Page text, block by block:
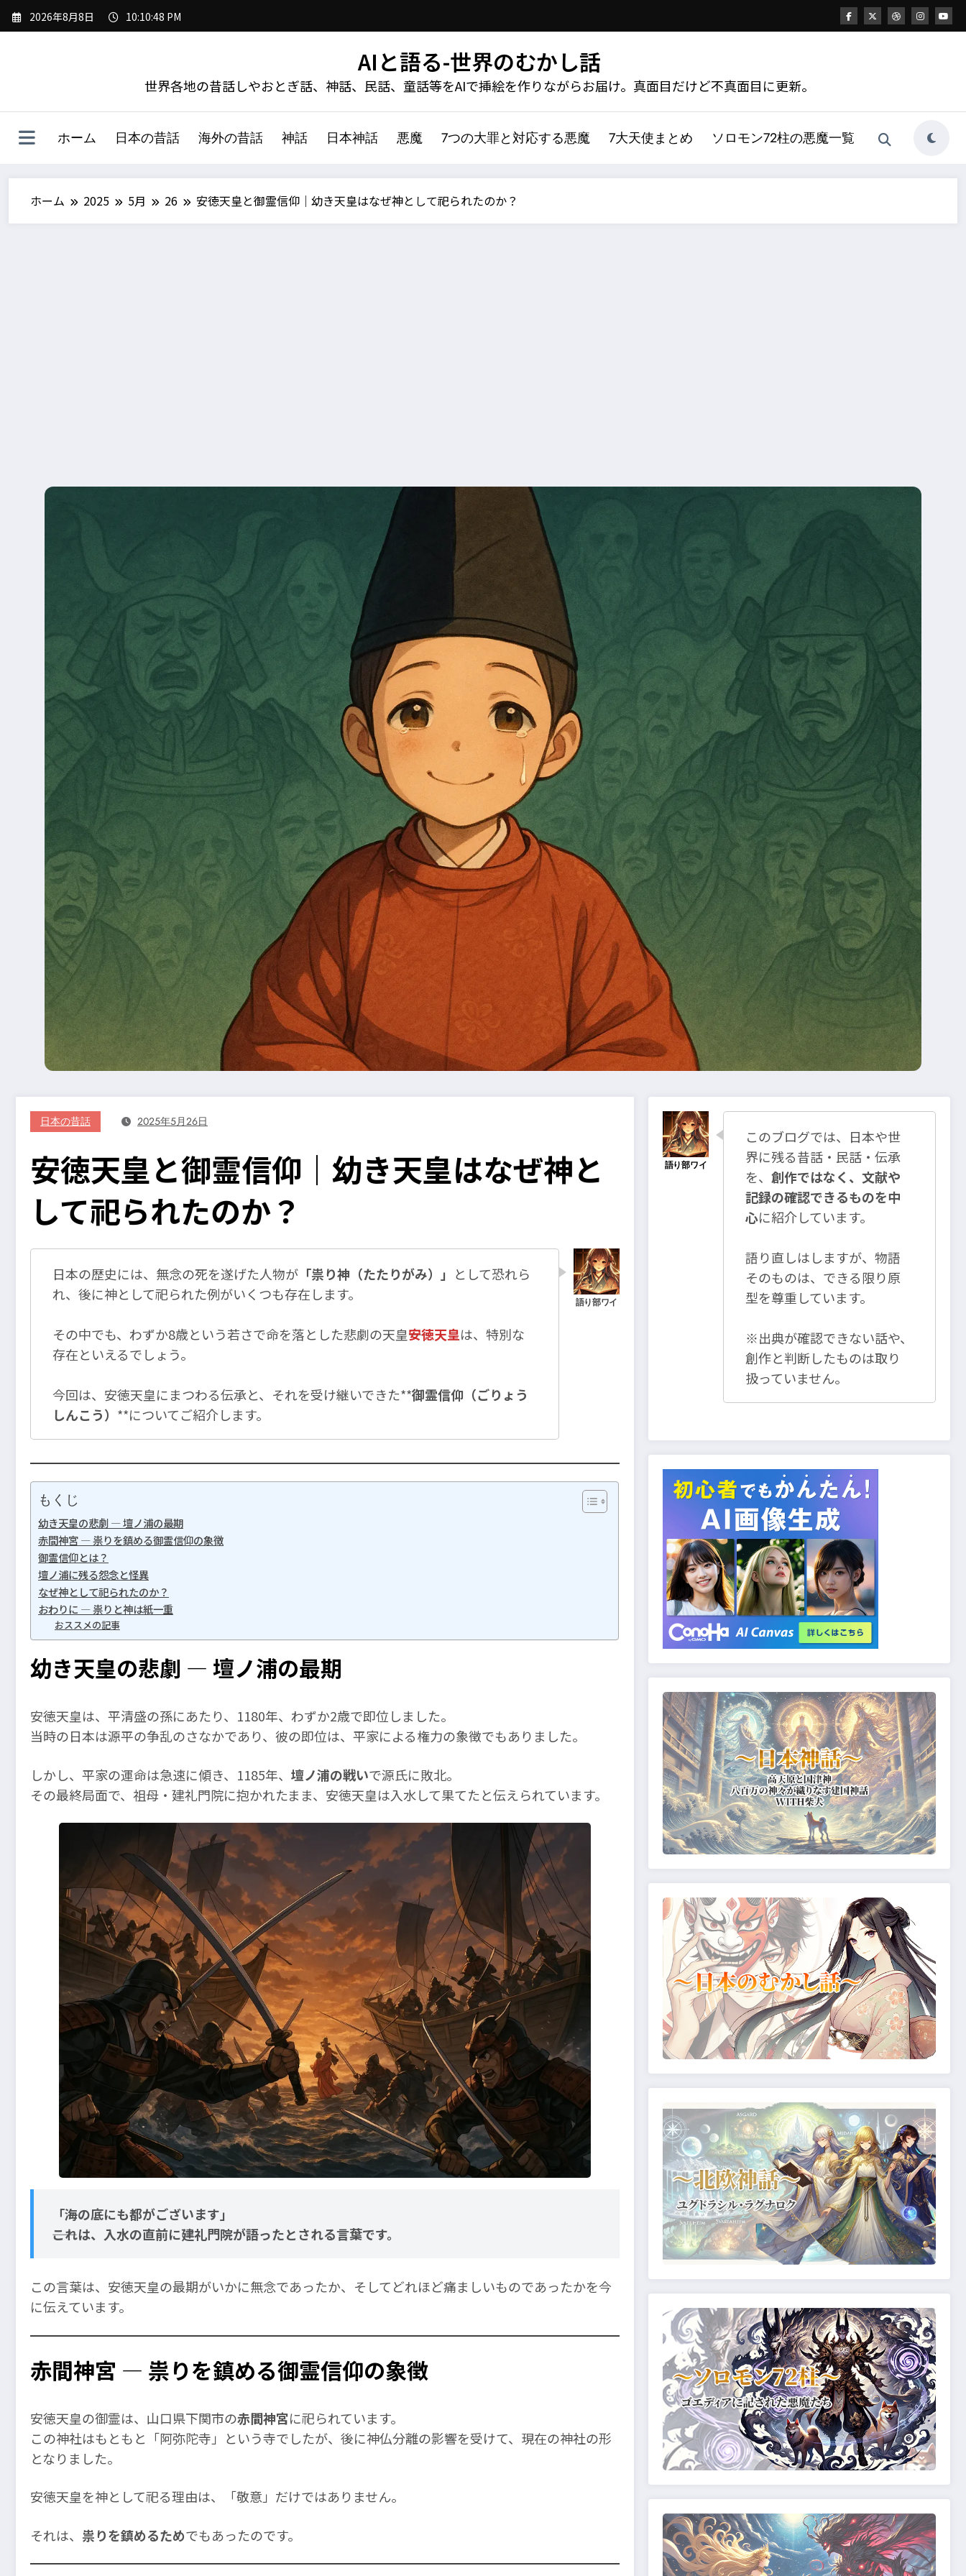
ス
2026年8月8日 10:10:50 PM
AIと語る-世界のむかし話
世界各地の昔話しやおとぎ話、神話、民話、童話等をAIで挿絵を作りながらお届け。真面目だけど不真面目に更新。
ホーム 日本の昔話 海外の昔話 神話 日本神話 悪魔 7つの大罪と対応する悪魔 7大天使まとめ ソロモン72柱の悪魔一覧
ホーム 2025 5月 26 安徳天皇と御霊信仰｜幼き天皇はなぜ神として祀られたのか？
日本の昔話 2025年5月26日
安徳天皇と御霊信仰｜幼き天皇はなぜ神と
して祀られたのか？
日本の歴史には、無念の死を遂げた人物が 「祟り神（たたりがみ）」 として恐れら
れ、後に神として祀られた例がいくつも存在します。
その中でも、わずか8歳という若さで命を落とした悲劇の天皇――安徳天皇は、特別な
存在といえるでしょう。
今回は、安徳天皇にまつわる伝承と、それを受け継いできた**御霊信仰（ごりょう
しんこう） **についてご紹介します。
もくじ
幼き天皇の悲劇 ― 壇ノ浦の最期
赤間神宮 ― 祟りを鎮める御霊信仰の象徴
御霊信仰とは？
壇ノ浦に残る怨念と怪異
なぜ神として祀られたのか？
おわりに ― 祟りと神は紙一重
おススメの記事
幼き天皇の悲劇 ― 壇ノ浦の最期
安徳天皇は、平清盛の孫にあたり、1180年、わずか2歳で即位しました。
当時の日本は源平の争乱のさなかであり、彼の即位は、平家による権力の象徴でもありました。
しかし、平家の運命は急速に傾き、1185年、 壇ノ浦の戦いで源氏に敗北。
その最終局面で、祖母・建礼門院に抱かれたまま、安徳天皇は入水して果てたと伝えられています。
「海の底にも都がございます」
――これは、入水の直前に建礼門院が語ったとされる言葉です。
この言葉は、安徳天皇の最期がいかに無念であったか、そしてどれほど痛ましいものであったかを今
に伝えています。
赤間神宮 ― 祟りを鎮める御霊信仰の象徴
安徳天皇の御霊は、山口県下関市の赤間神宮に祀られています。
この神社はもともと「阿弥陀寺」という寺でしたが、後に神仏分離の影響を受けて、現在の神社の形
となりました。
安徳天皇を神として祀る理由は、「敬意」だけではありません。
それは、 祟りを鎮めるためでもあったのです。
このブログでは、日本や世
界に残る昔話・民話・伝承
を、創作ではなく、文献や
記録の確認できるものを中
心に紹介しています。
語り直しはしますが、物語
そのものは、できる限り原
型を尊重しています。
※出典が確認できない話や、
創作と判断したものは取り
扱っていません。